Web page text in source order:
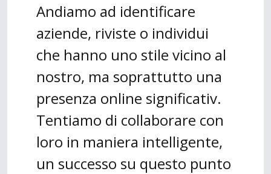
Andiamo ad identificare
aziende, riviste o individui
che hanno uno stile vicino al
nostro, ma soprattutto una
presenza online significativ.
Tentiamo di collaborare con
loro in maniera intelligente,
un successo su questo punto